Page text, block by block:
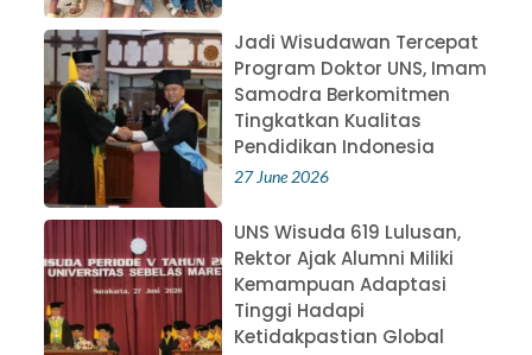
Jadi Wisudawan Tercepat
Program Doktor UNS, Imam
Samodra Berkomitmen
Tingkatkan Kualitas
Pendidikan Indonesia
27 June 2026
UNS Wisuda 619 Lulusan,
Rektor Ajak Alumni Miliki
Kemampuan Adaptasi
Tinggi Hadapi
Ketidakpastian Global